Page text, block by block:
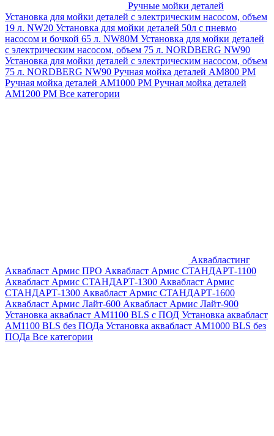
Ручные мойки деталей
Установка для мойки деталей с электрическим насосом, объем
19 л. NW20 Установка для мойки деталей 50л с пневмо
насосом и бочкой 65 л. NW80M Установка для мойки деталей
с электрическим насосом, объем 75 л. NORDBERG NW90
Установка для мойки деталей с электрическим насосом, объем
75 л. NORDBERG NW90 Ручная мойка деталей АМ800 РМ
Ручная мойка деталей АМ1000 РМ Ручная мойка деталей
АМ1200 РМ Все категории
Аквабластинг
Аквабласт Армис ПРО Аквабласт Армис СТАНДАРТ-1100
Аквабласт Армис СТАНДАРТ-1300 Аквабласт Армис
СТАНДАРТ-1300 Аквабласт Армис СТАНДАРТ-1600
Аквабласт Армис Лайт-600 Аквабласт Армис Лайт-900
Установка аквабласт AM1100 BLS с ПОД Установка аквабласт
AM1100 BLS без ПОДа Установка аквабласт AM1000 BLS без
ПОДа Все категории